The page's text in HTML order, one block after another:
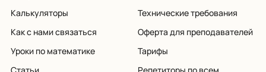
Калькуляторы
Как с нами связаться
Уроки по математике
Технические требования
Оферта для преподавателей
Тарифы